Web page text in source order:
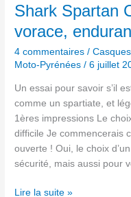
Shark Spartan
vorace,
4 commentaires /
Moto-Pyrénées/6 juillet
Un essai pour savoir s’il
comme un spartiate, et
1ères impressions Le
difficile Je commencerais
ouverte ! Oui, le choix
sécurité, mais aussi pour
vorace,
et
léger ?
Lire la suite »